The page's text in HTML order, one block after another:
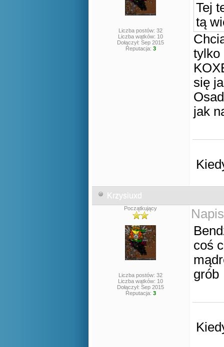
Liczba postów: 32
Liczba wątków: 10
Dołączył: Sep 2015
Reputacja: 3
Tej
tą
tylko
się
jak
Krzysiuxd
Początkujący
Liczba postów: 32
Liczba wątków: 10
Dołączył: Sep 2015
Reputacja: 3
coś